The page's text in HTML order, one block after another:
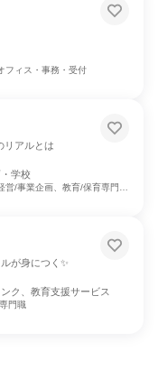
フィス・事務・受付
リアルとは
学校
/事業企画、教育/保育専門職、商品企画、マーケティング・広告・宣伝
が身につく✨
ク、教育支援サービス
門職